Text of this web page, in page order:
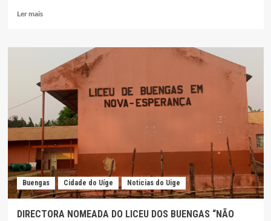
Ler maisLeia
“ÁGUA
CHEFE”
MATA
UMA
MULHER
KANGOLA
Buengas Cidade do Uíge Noticias do Uige
DIRECTORA NOMEADA DO LICEU DOS BUENGAS “NÃO